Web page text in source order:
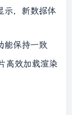
示，新数据体
能保持一致
高效加载渲染